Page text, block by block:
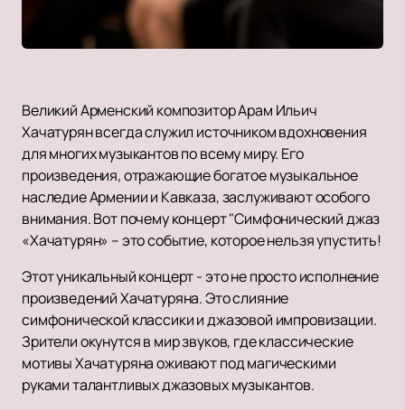
Великий Арменский композитор Арам Ильич
Хачатурян всегда служил источником вдохновения
для многих музыкантов по всему миру. Его
произведения, отражающие богатое музыкальное
наследие Армении и Кавказа, заслуживают особого
внимания. Вот почему концерт "Симфонический джаз
«Хачатурян» – это событие, которое нельзя упустить!
Этот уникальный концерт - это не просто исполнение
произведений Хачатуряна. Это слияние
симфонической классики и джазовой импровизации.
Зрители окунутся в мир звуков, где классические
мотивы Хачатуряна оживают под магическими
руками талантливых джазовых музыкантов.